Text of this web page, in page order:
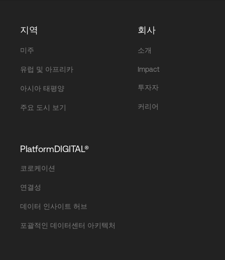
지역
미주
유럽 및 아프리카
아시아 태평양
주요 도시 보기
회사
소개
Impact
투자자
커리어
PlatformDIGITAL®
코로케이션
연결성
데이터 인사이트 허브
포괄적인 데이터센터 아키텍처